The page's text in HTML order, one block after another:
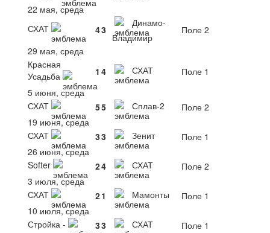
22 мая, среда
СХАТ
43
Динамо-
Владимир
Поле 2
29 мая, среда
Красная
Усадьба
1 4 СХАТ
Поле 1
5 июня, среда
СХАТ
55 Сплав-2
Поле 2
19 июня, среда
СХАТ
33 Зенит
Поле 1
26 июня, среда
Softer
24 СХАТ
Поле 2
3 июля, среда
СХАТ
21 Мамонты
Поле 1
10 июля, среда
Стройка -
33 СХАТ
Поле 1